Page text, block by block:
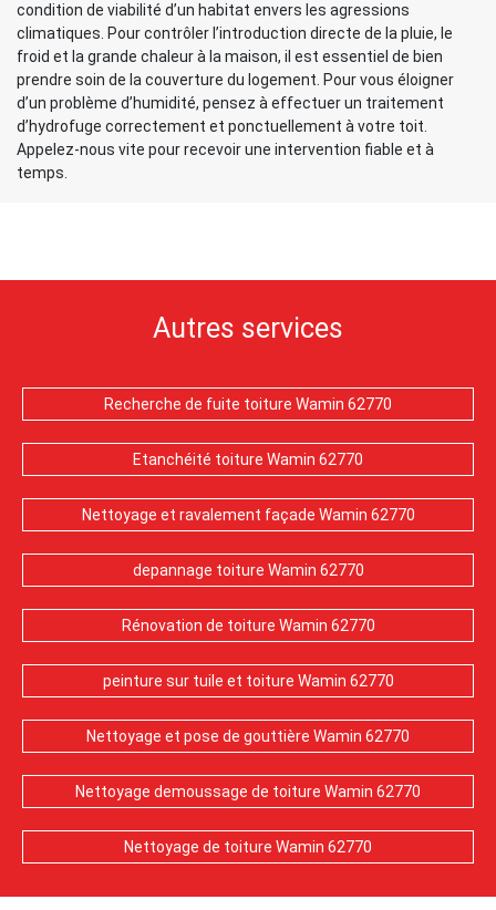
condition de viabilité d’un habitat envers les agressions
climatiques. Pour contrôler l’introduction directe de la pluie, le
froid et la grande chaleur à la maison, il est essentiel de bien
prendre soin de la couverture du logement. Pour vous éloigner
d’un problème d’humidité, pensez à effectuer un traitement
d’hydrofuge correctement et ponctuellement à votre toit.
Appelez-nous vite pour recevoir une intervention fiable et à
temps.
Autres services
Recherche de fuite toiture Wamin 62770
Etanchéité toiture Wamin 62770
Nettoyage et ravalement façade Wamin 62770
depannage toiture Wamin 62770
Rénovation de toiture Wamin 62770
peinture sur tuile et toiture Wamin 62770
Nettoyage et pose de gouttière Wamin 62770
Nettoyage demoussage de toiture Wamin 62770
Nettoyage de toiture Wamin 62770